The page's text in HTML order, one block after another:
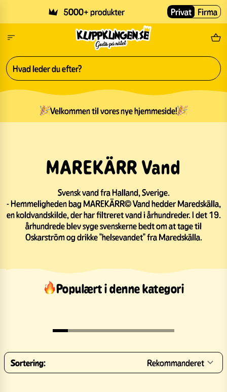
5000+ produkter Privat Firma
Velkommen til vores nye hjemmeside!
MAREKÄRR Vand
Svensk vand fra Halland, Sverige.
- Hemmeligheden bag MAREKÄRR© Vand hedder Maredskälla,
en koldvandskilde, der har filtreret vand i århundreder. I det 19.
århundrede blev syge svenskerne bedt om at tage til
Oskarström og drikke "helsevandet" fra Maredskälla.
Populært i denne kategori
Sortering: Rekommanderet